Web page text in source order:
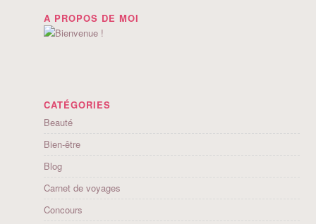
A PROPOS DE MOI
CATÉGORIES
Beauté
Bien-être
Blog
Carnet de voyages
Concours